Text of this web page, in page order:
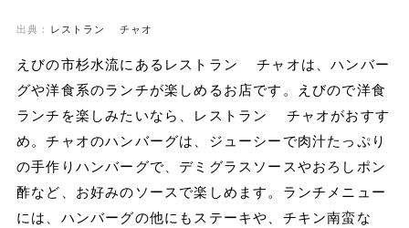
出典： レストラン チャオ
えびの市杉水流にあるレストラン チャオは、ハンバー
グや洋食系のランチが楽しめるお店です。えびので洋食
ランチを楽しみたいなら、レストラン チャオがおすす
め。チャオのハンバーグは、ジューシーで肉汁たっぷり
の手作りハンバーグで、デミグラスソースやおろしポン
酢など、お好みのソースで楽しめます。ランチメニュー
には、ハンバーグの他にもステーキや、チキン南蛮な